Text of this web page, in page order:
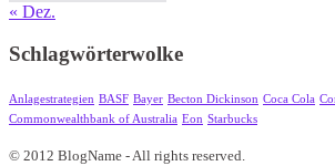
« Dez.
Schlagwörterwolke
Anlagestrategien BASF Bayer Becton Dickinson Coca Cola
Commonwealthbank of Australia Eon Starbucks
© 2012 BlogName - All rights reserved.